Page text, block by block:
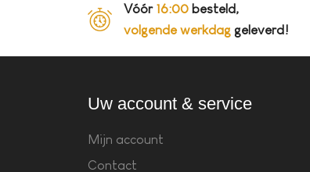
Vóór 16:00 besteld,
volgende werkdag geleverd!
Uw account & service
Mijn account
Contact